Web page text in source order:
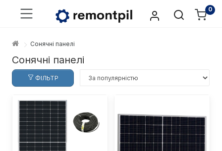
0
Сонячні панелі
Сонячні панелі
ФІЛЬТР